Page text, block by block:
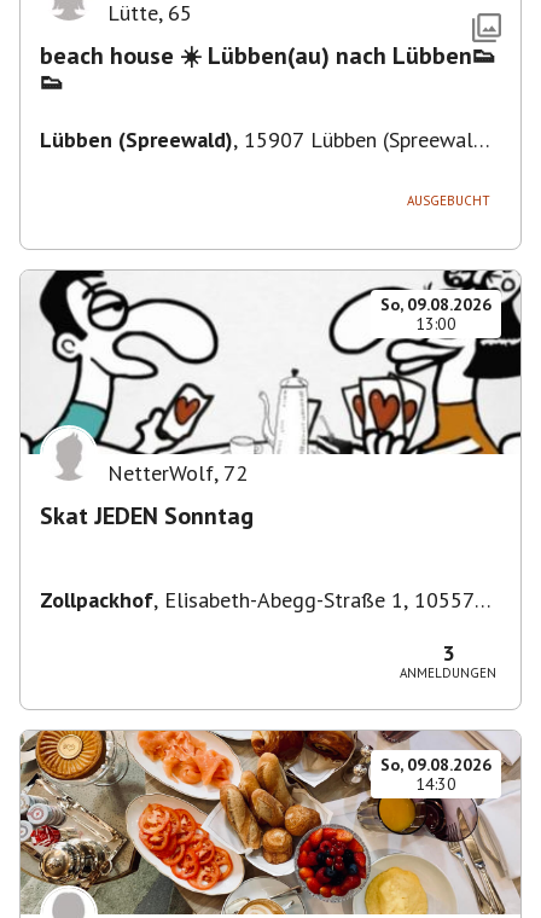
Lütte, 65
beach house ☀️ Lübben(au) nach Lübben👟
👟
Lübben (Spreewald), 15907 Lübben (Spreewald),
AUSGEBUCHT
So, 09.08.2026
13:00
NetterWolf, 72
Skat JEDEN Sonntag
Zollpackhof, Elisabeth-Abegg-Straße 1, 10557
3
ANMELDUNGEN
So, 09.08.2026
14:30